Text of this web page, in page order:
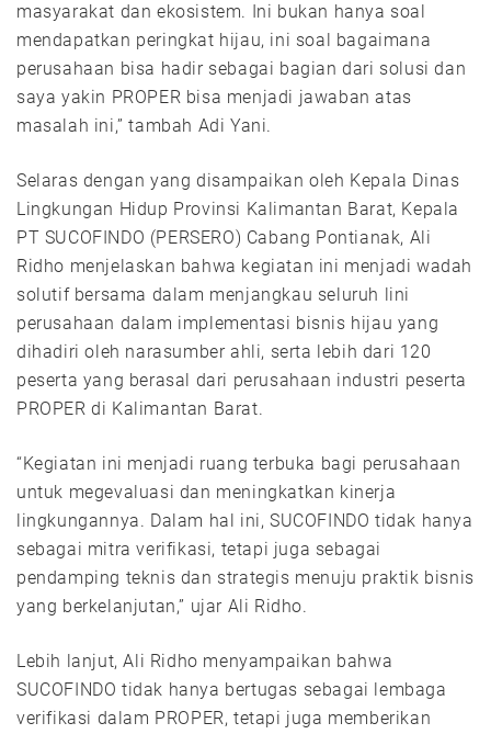
masyarakat dan ekosistem. Ini bukan hanya soal
mendapatkan peringkat hijau, ini soal bagaimana
perusahaan bisa hadir sebagai bagian dari solusi dan
saya yakin PROPER bisa menjadi jawaban atas
masalah ini,” tambah Adi Yani.
Selaras dengan yang disampaikan oleh Kepala Dinas
Lingkungan Hidup Provinsi Kalimantan Barat, Kepala
PT SUCOFINDO (PERSERO) Cabang Pontianak, Ali
Ridho menjelaskan bahwa kegiatan ini menjadi wadah
solutif bersama dalam menjangkau seluruh lini
perusahaan dalam implementasi bisnis hijau yang
dihadiri oleh narasumber ahli, serta lebih dari 120
peserta yang berasal dari perusahaan industri peserta
PROPER di Kalimantan Barat.
“Kegiatan ini menjadi ruang terbuka bagi perusahaan
untuk megevaluasi dan meningkatkan kinerja
lingkungannya. Dalam hal ini, SUCOFINDO tidak hanya
sebagai mitra verifikasi, tetapi juga sebagai
pendamping teknis dan strategis menuju praktik bisnis
yang berkelanjutan,” ujar Ali Ridho.
Lebih lanjut, Ali Ridho menyampaikan bahwa
SUCOFINDO tidak hanya bertugas sebagai lembaga
verifikasi dalam PROPER, tetapi juga memberikan